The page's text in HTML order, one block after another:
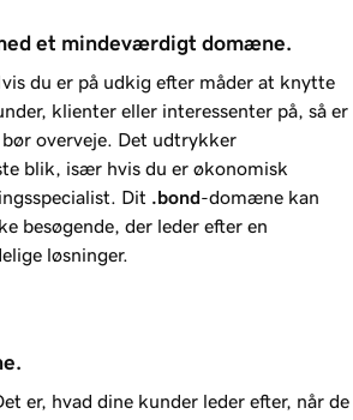
et mindeværdigt domæne.
du er på udkig efter måder at knytte
klienter eller interessenter på, så er
overveje. Det udtrykker
blik, især hvis du er økonomisk
Dit .bond-domæne kan
besøgende, der leder efter en
løsninger.
er, hvad dine kunder leder efter, når de